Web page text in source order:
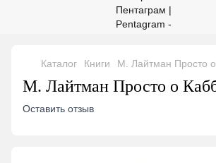
Каталог Книги М. Лайтман Просто
М. Лайтман Просто о
Оставить отзыв